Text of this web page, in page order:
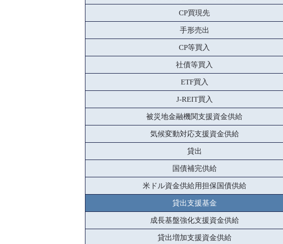
CP買現先
手形売出
CP等買入
社債等買入
ETF買入
J-REIT買入
被災地金融機関支援資金供給
気候変動対応支援資金供給
貸出
国債補完供給
米ドル資金供給用担保国債供給
貸出支援基金
成長基盤強化支援資金供給
貸出増加支援資金供給